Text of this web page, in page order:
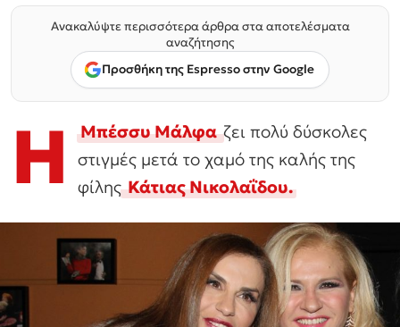
Ανακαλύψτε περισσότερα άρθρα στα αποτελέσματα
αναζήτησης
Προσθήκη της Espresso στην Google
Η Μπέσσυ Μάλφα ζει πολύ δύσκολες
στιγμές μετά το χαμό της καλής της
φίληςΚάτιας Νικολαΐδου.